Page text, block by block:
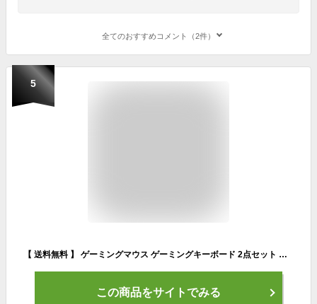
全てのおすすめコメント（2件）
5
【 送料無料 】 ゲーミングマウス ゲーミングキーボード 2点セット マウスセット ゲーム マウス Switch 有線 テンキーレス キーボード PS4 USB 遅延無し 耐用性 PC パソコン スイッチ 周辺機器
この商品をサイトでみる